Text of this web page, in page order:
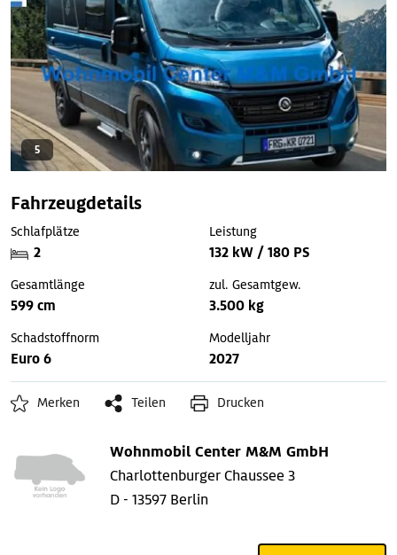
5
Fahrzeugdetails
Schlafplätze
2
Leistung
132 kW / 180 PS
Gesamtlänge
599 cm
zul. Gesamtgew.
3.500 kg
Schadstoffnorm
Euro 6
Modelljahr
2027
Merken Teilen Drucken
Wohnmobil Center M&M GmbH
Charlottenburger Chaussee 3
D - 13597 Berlin